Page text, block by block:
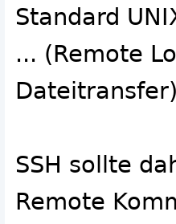
Standard
... (Remote
SSH sollte
Remote